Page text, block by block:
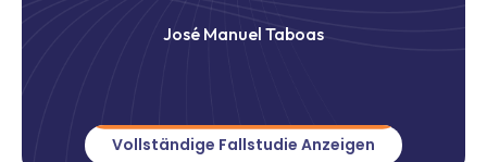
José Manuel Taboas
Vollständige Fallstudie Anzeigen